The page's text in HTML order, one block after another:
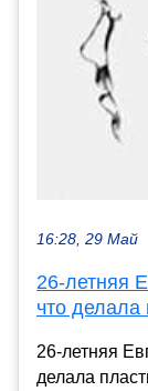
16:28, 29 Май
26-летняя
что делала
26-летняя
делала